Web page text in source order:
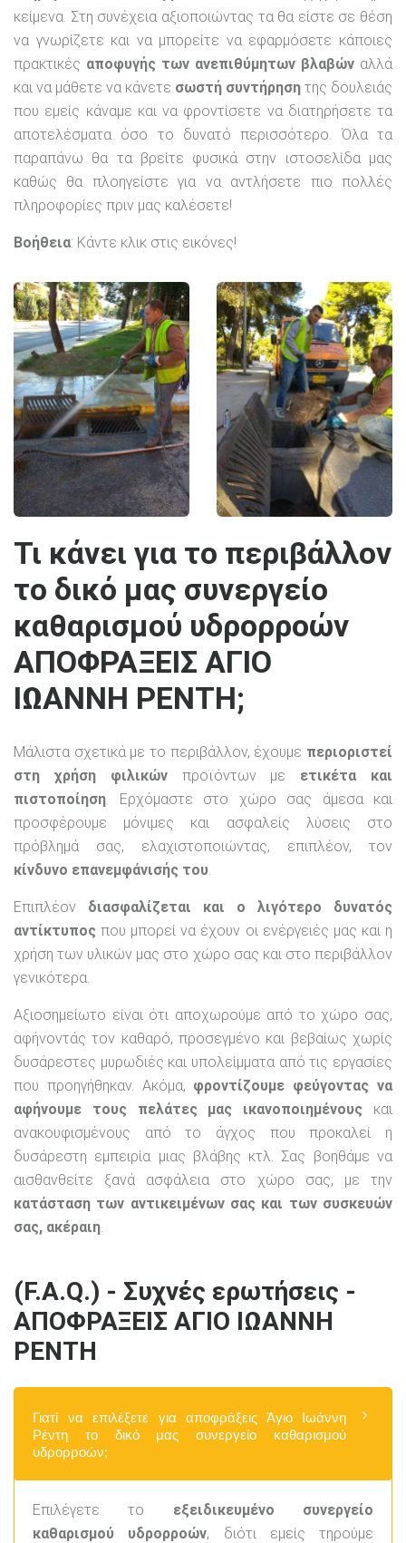
κείμενα. Στη συνέχεια αξιοποιώντας τα θα είστε σε θέση
να γνωρίζετε και να μπορείτε να εφαρμόσετε κάποιες
πρακτικές αποφυγής των ανεπιθύμητων βλαβών αλλά
και να μάθετε να κάνετε σωστή συντήρηση της δουλειάς
που εμείς κάναμε και να φροντίσετε να διατηρήσετε τα
αποτελέσματα όσο το δυνατό περισσότερο. Όλα τα
παραπάνω θα τα βρείτε φυσικά στην ιστοσελίδα μας
καθώς θα πλοηγείστε για να αντλήσετε πιο πολλές
πληροφορίες πριν μας καλέσετε!
Βοήθεια: Κάντε κλικ στις εικόνες!
Τι κάνει για το περιβάλλον
το δικό μας συνεργείο
καθαρισμού υδρορροών
ΑΠΟΦΡΑΞΕΙΣ ΑΓΙΟ
ΙΩΑΝΝΗ ΡΕΝΤΗ;
Μάλιστα σχετικά με το περιβάλλον, έχουμε περιοριστεί
στη χρήση φιλικώνπροϊόντων με ετικέτα και
πιστοποίηση. Ερχόμαστε στο χώρο σας άμεσα και
προσφέρουμε μόνιμες και ασφαλείς λύσεις στο
πρόβλημά σας, ελαχιστοποιώντας, επιπλέον, τον
κίνδυνο επανεμφάνισής του.
Επιπλέον διασφαλίζεται και ο λιγότερο δυνατός
αντίκτυπος που μπορεί να έχουν οι ενέργειές μας και η
χρήση των υλικών μας στο χώρο σας και στο περιβάλλον
γενικότερα.
Αξιοσημείωτο είναι ότι αποχωρούμε από το χώρο σας,
αφήνοντάς τον καθαρό, προσεγμένο και βεβαίως χωρίς
δυσάρεστες μυρωδιές και υπολείμματα από τις εργασίες
που προηγήθηκαν. Ακόμα, φροντίζουμε φεύγοντας να
αφήνουμε τους πελάτες μας ικανοποιημένους και
ανακουφισμένους από το άγχος που προκαλεί η
δυσάρεστη εμπειρία μιας βλάβης κτλ. Σας βοηθάμε να
αισθανθείτε ξανά ασφάλεια στο χώρο σας, με την
κατάσταση των αντικειμένων σας και των συσκευών
σας, ακέραιη.
(F.A.Q.) - Συχνές ερωτήσεις -
ΑΠΟΦΡΑΞΕΙΣ ΑΓΙΟ ΙΩΑΝΝΗ
ΡΕΝΤΗ
Γιατί να επιλέξετε για αποφράξεις Άγιο Ιωάννη
Ρέντη το δικό μας συνεργείο καθαρισμού
υδρορροών;
Επιλέγετε το εξειδικευμένο συνεργείο
καθαρισμού υδρορροών, διότι εμείς τηρούμε